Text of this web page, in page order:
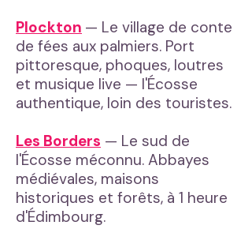
Plockton — Le village de conte
de fées aux palmiers. Port
pittoresque, phoques, loutres
et musique live — l'Écosse
authentique, loin des touristes.
Les Borders — Le sud de
l'Écosse méconnu. Abbayes
médiévales, maisons
historiques et forêts, à 1 heure
d'Édimbourg.